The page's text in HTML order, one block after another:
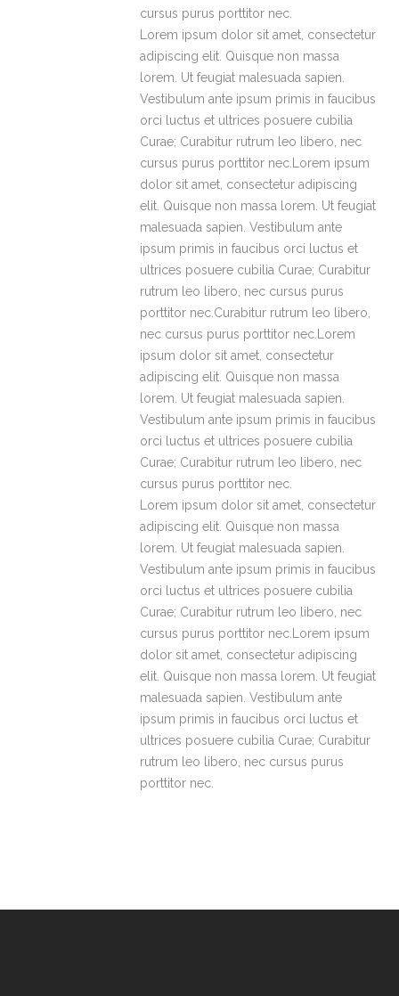
cursus purus porttitor nec.
Lorem ipsum dolor sit amet, consectetur
adipiscing elit. Quisque non massa
lorem. Ut feugiat malesuada sapien.
Vestibulum ante ipsum primis in faucibus
orci luctus et ultrices posuere cubilia
Curae; Curabitur rutrum leo libero, nec
cursus purus porttitor nec.Lorem ipsum
dolor sit amet, consectetur adipiscing
elit. Quisque non massa lorem. Ut feugiat
malesuada sapien. Vestibulum ante
ipsum primis in faucibus orci luctus et
ultrices posuere cubilia Curae; Curabitur
rutrum leo libero, nec cursus purus
porttitor nec.Curabitur rutrum leo libero,
nec cursus purus porttitor nec.Lorem
ipsum dolor sit amet, consectetur
adipiscing elit. Quisque non massa
lorem. Ut feugiat malesuada sapien.
Vestibulum ante ipsum primis in faucibus
orci luctus et ultrices posuere cubilia
Curae; Curabitur rutrum leo libero, nec
cursus purus porttitor nec.
Lorem ipsum dolor sit amet, consectetur
adipiscing elit. Quisque non massa
lorem. Ut feugiat malesuada sapien.
Vestibulum ante ipsum primis in faucibus
orci luctus et ultrices posuere cubilia
Curae; Curabitur rutrum leo libero, nec
cursus purus porttitor nec.Lorem ipsum
dolor sit amet, consectetur adipiscing
elit. Quisque non massa lorem. Ut feugiat
malesuada sapien. Vestibulum ante
ipsum primis in faucibus orci luctus et
ultrices posuere cubilia Curae; Curabitur
rutrum leo libero, nec cursus purus
porttitor nec.